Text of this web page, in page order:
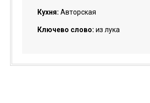
Кухня: Авторская
Ключево слово: из лука